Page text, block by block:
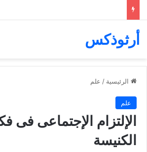
أرثوذكس
الرئيسية / علم
علم
الإلتزام الإجتماعى فى
الكنيسة